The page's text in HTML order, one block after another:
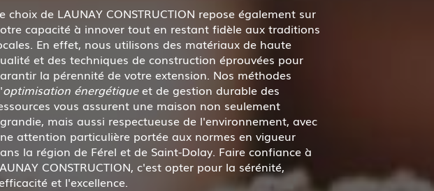
choix de LAUNAY CONSTRUCTION repose également sur
capacité à innover tout en restant fidèle aux traditions
En effet, nous utilisons des matériaux de haute
et des techniques de construction éprouvées pour
la pérennité de votre extension. Nos méthodes
optimisation énergétiqueet de gestion durable des
vous assurent une maison non seulement
mais aussi respectueuse de l'environnement, avec
attention particulière portée aux normes en vigueur
la région de Férel et de Saint-Dolay. Faire confiance à
CONSTRUCTION, c'est opter pour la sérénité,
et l'excellence.